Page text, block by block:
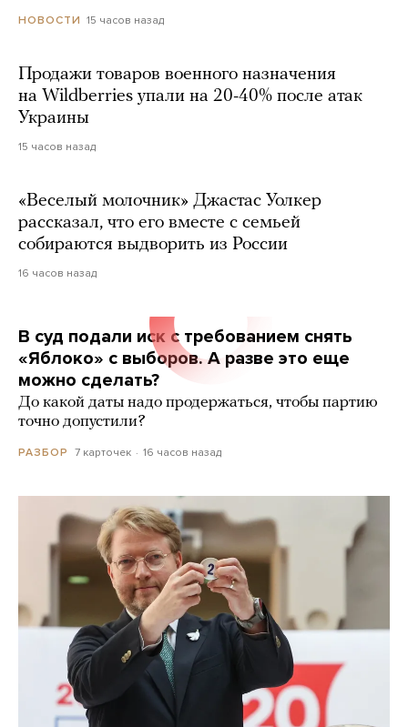
НОВОСТИ 15 часов назад
Продажи товаров военного назначения
на Wildberries упали на 20-40% после атак
Украины
15 часов назад
«Веселый молочник» Джастас Уолкер
рассказал, что его вместе с семьей
собираются выдворить из России
16 часов назад
В суд подали иск с требованием снять
«Яблоко» с выборов. А разве это еще
можно сделать?
До какой даты надо продержаться, чтобы партию
точно допустили?
РАЗБОР 7 карточек 16 часов назад